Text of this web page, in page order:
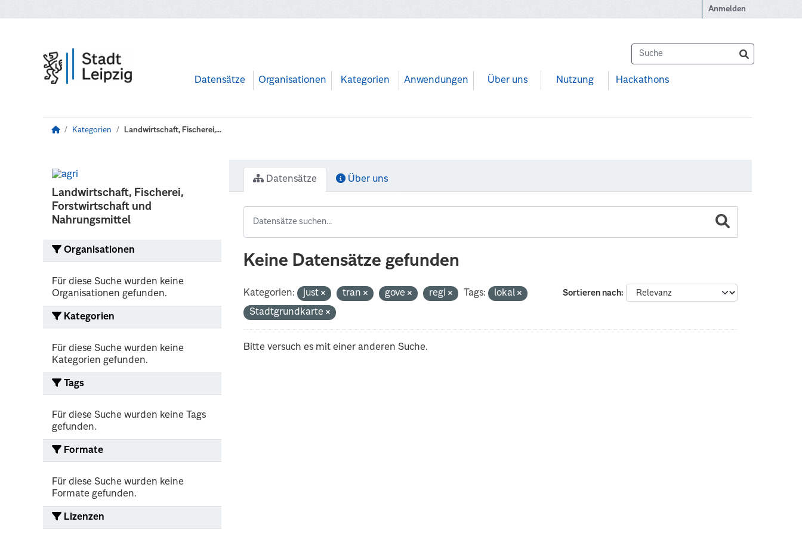
Anmelden
Datensätze Organisationen Kategorien Anwendungen Über uns Nutzung Hackathons
Kategorien Landwirtschaft, Fischerei,...
Landwirtschaft, Fischerei,
Forstwirtschaft und
Nahrungsmittel
Organisationen
Für diese Suche wurden keine
Organisationen gefunden.
Kategorien
Für diese Suche wurden keine
Kategorien gefunden.
Tags
Für diese Suche wurden keine Tags
gefunden.
Formate
Für diese Suche wurden keine
Formate gefunden.
Lizenzen
Datensätze Über uns
Keine Datensätze gefunden
Sortieren nach
Kategorien: just tran gove regi Tags:
lokal
Stadtgrundkarte
Bitte versuch es mit einer anderen Suche.